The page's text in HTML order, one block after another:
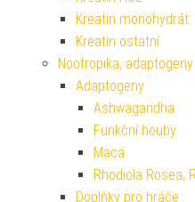
Kreatin monohydrát
Kreatin ostatní
Nootropika, adaptogeny
Adaptogeny
Ashwagandha
Funkční houby
Maca
Rhodiola Rosea,
Doplňky pro hráče